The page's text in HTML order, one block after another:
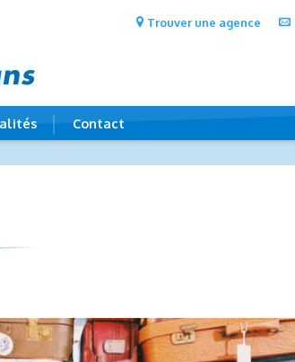
Trouver une agence
Contact